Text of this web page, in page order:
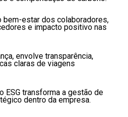
bem-estar dos colaboradores,
e impacto positivo nas
envolve transparência,
claras de viagens
ESG transforma a gestão de
dentro da empresa.